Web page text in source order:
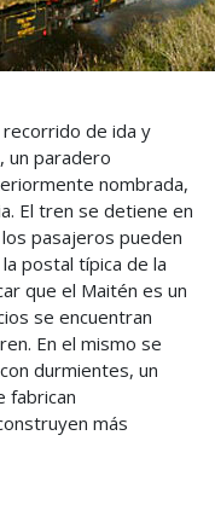
de ida y
un paradero
nombrada,
El tren se detiene en
pasajeros pueden
postal típica de la
que el Maitén es un
se encuentran
En el mismo se
durmientes, un
fabrican
más